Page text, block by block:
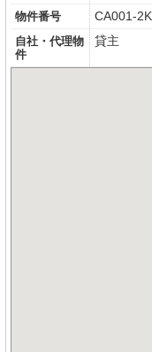
物件番号 CA001-2K
自社・代理物
件
貸主